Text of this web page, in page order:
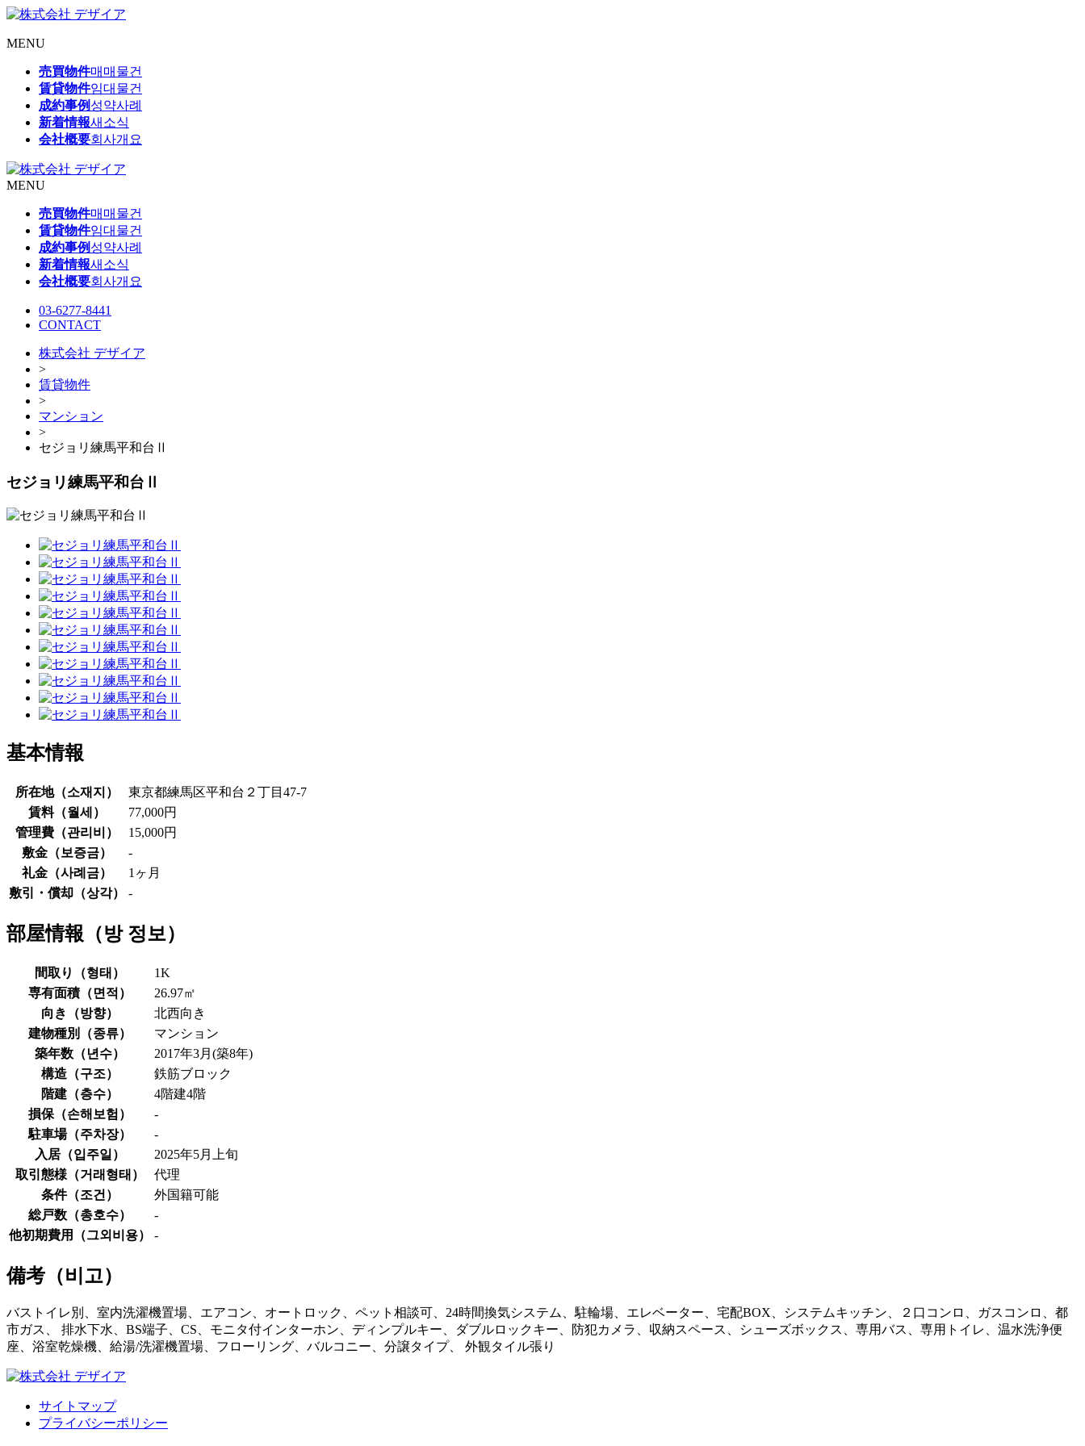
MENU
売買物件매매물건
賃貸物件임대물건
成約事例 성약사례
新着情報새소식
会社概要회사개요
MENU
売買物件매매물건
賃貸物件임대물건
成約事例 성약사례
新着情報새소식
会社概要회사개요
03-6277-8441
CONTACT
株式会社 デザイア
>
賃貸物件
>
マンション
>
セジョリ練馬平和台Ⅱ
セジョリ練馬平和台Ⅱ
基本情報
所在地（소재지 ）
東京都練馬区平和台２丁目47-7
賃料（월세 ）
77,000円
管理費（관리비 ）
15,000円
敷金（보증금）
-
礼金（사례금）
1ヶ月
敷引・償却（상각） -
部屋情報（방 정보）
間取り（형태 ）
1K
専有面積（면적 ）
26.97㎡
向き（방향）
北西向き
建物種別（종류）
マンション
築年数（년수）
2017年3月(築8年)
構造（구조）
鉄筋ブロック
階建（층수）
4階建4階
損保（손해보험 ）
-
駐車場（주차장）
-
入居（입주일 ）
2025年5月上旬
取引態様（거래형태 ）
代理
条件（조건 ）
外国籍可能
総戸数（총호수）
-
他初期費用（그외비용） -
備考（비고）
バストイレ別、室内洗濯機置場、エアコン、オートロック、ペット相談可、24時間換気システム、駐輪場、エレベーター、宅配BOX、システムキッチン、２口コンロ、ガスコンロ、都
市ガス、 排水下水、BS端子、CS、モニタ付インターホン、ディンプルキー、ダブルロックキー、防犯カメラ、収納スペース、シューズボックス、専用バス、専用トイレ、温水洗浄便
座、浴室乾燥機、給湯/洗濯機置場、フローリング、バルコニー、分譲タイプ、 外観タイル張り
サイトマップ
プライバシーポリシー